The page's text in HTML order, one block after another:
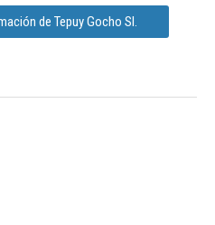
de Tepuy Gocho Sl.